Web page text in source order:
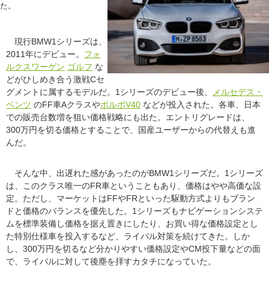
た。
現行BMW1シリーズは、
2011年にデビュー。 フォ
ルクスワーゲン ゴルフ な
どがひしめき合う激戦Cセ
グメントに属するモデルだ。1シリーズのデビュー後、
メルセデス・
ベンツ のFF車AクラスやボルボV40 などが投入された。各車、日本
での販売台数増を狙い価格戦略にも出た。エントリグレードは、
300万円を切る価格とすることで、国産ユーザーからの代替えも進
んだ。
そんな中、出遅れた感があったのがBMW1シリーズだ。1シリーズ
は、このクラス唯一のFR車ということもあり、価格はやや高価な設
定。ただし、マーケットはFFやFRといった駆動方式よりもブラン
ドと価格のバランスを優先した。1シリーズもナビゲーションシステ
ムを標準装備し価格を据え置きにしたり、お買い得な価格設定とし
た特別仕様車を投入するなど、ライバル対策を続けてきた。しか
し、300万円を切るなど分かりやすい価格設定やCM投下量などの面
で、ライバルに対して後塵を拝すカタチになっていた。